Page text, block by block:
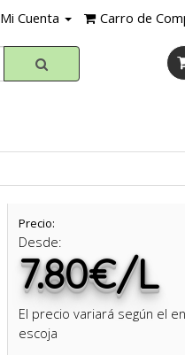
Mi Cuenta Carro de
Precio:
Desde:
7.80€/L
El precio variará según el
escoja